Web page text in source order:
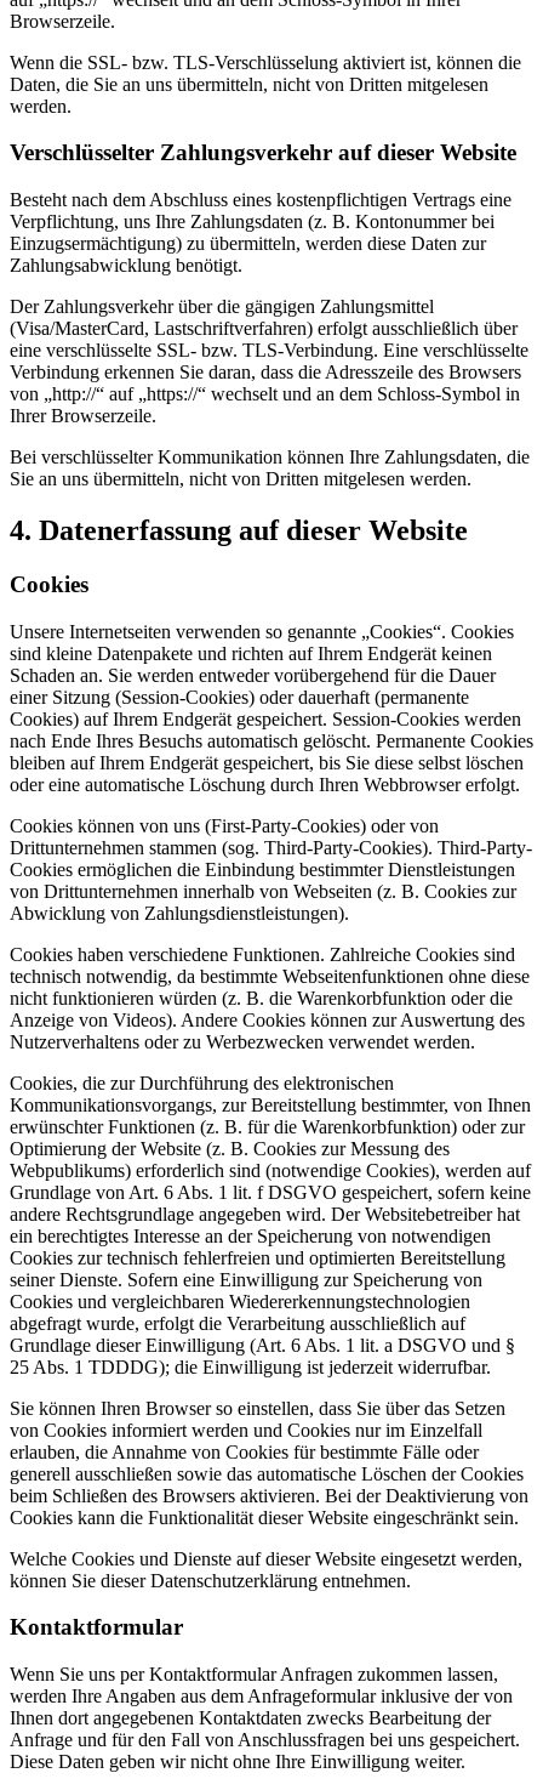
Browserzeile.
Wenn die SSL- bzw. TLS-Verschlüsselung aktiviert ist, können die
Daten, die Sie an uns übermitteln, nicht von Dritten mitgelesen
werden.
Verschlüsselter Zahlungsverkehr auf dieser Website
Besteht nach dem Abschluss eines kostenpflichtigen Vertrags eine
Verpflichtung, uns Ihre Zahlungsdaten (z. B. Kontonummer bei
Einzugsermächtigung) zu übermitteln, werden diese Daten zur
Zahlungsabwicklung benötigt.
Der Zahlungsverkehr über die gängigen Zahlungsmittel
(Visa/MasterCard, Lastschriftverfahren) erfolgt ausschließlich über
eine verschlüsselte SSL- bzw. TLS-Verbindung. Eine verschlüsselte
Verbindung erkennen Sie daran, dass die Adresszeile des Browsers
von „http://“ auf „https://“ wechselt und an dem Schloss-Symbol in
Ihrer Browserzeile.
Bei verschlüsselter Kommunikation können Ihre Zahlungsdaten, die
Sie an uns übermitteln, nicht von Dritten mitgelesen werden.
4. Datenerfassung auf dieser Website
Cookies
Unsere Internetseiten verwenden so genannte „Cookies“. Cookies
sind kleine Datenpakete und richten auf Ihrem Endgerät keinen
Schaden an. Sie werden entweder vorübergehend für die Dauer
einer Sitzung (Session-Cookies) oder dauerhaft (permanente
Cookies) auf Ihrem Endgerät gespeichert. Session-Cookies werden
nach Ende Ihres Besuchs automatisch gelöscht. Permanente Cookies
bleiben auf Ihrem Endgerät gespeichert, bis Sie diese selbst löschen
oder eine automatische Löschung durch Ihren Webbrowser erfolgt.
Cookies können von uns (First-Party-Cookies) oder von
Drittunternehmen stammen (sog. Third-Party-Cookies). Third-Party-
Cookies ermöglichen die Einbindung bestimmter Dienstleistungen
von Drittunternehmen innerhalb von Webseiten (z. B. Cookies zur
Abwicklung von Zahlungsdienstleistungen).
Cookies haben verschiedene Funktionen. Zahlreiche Cookies sind
technisch notwendig, da bestimmte Webseitenfunktionen ohne diese
nicht funktionieren würden (z. B. die Warenkorbfunktion oder die
Anzeige von Videos). Andere Cookies können zur Auswertung des
Nutzerverhaltens oder zu Werbezwecken verwendet werden.
Cookies, die zur Durchführung des elektronischen
Kommunikationsvorgangs, zur Bereitstellung bestimmter, von Ihnen
erwünschter Funktionen (z. B. für die Warenkorbfunktion) oder zur
Optimierung der Website (z. B. Cookies zur Messung des
Webpublikums) erforderlich sind (notwendige Cookies), werden auf
Grundlage von Art. 6 Abs. 1 lit. f DSGVO gespeichert, sofern keine
andere Rechtsgrundlage angegeben wird. Der Websitebetreiber hat
ein berechtigtes Interesse an der Speicherung von notwendigen
Cookies zur technisch fehlerfreien und optimierten Bereitstellung
seiner Dienste. Sofern eine Einwilligung zur Speicherung von
Cookies und vergleichbaren Wiedererkennungstechnologien
abgefragt wurde, erfolgt die Verarbeitung ausschließlich auf
Grundlage dieser Einwilligung (Art. 6 Abs. 1 lit. a DSGVO und §
25 Abs. 1 TDDDG); die Einwilligung ist jederzeit widerrufbar.
Sie können Ihren Browser so einstellen, dass Sie über das Setzen
von Cookies informiert werden und Cookies nur im Einzelfall
erlauben, die Annahme von Cookies für bestimmte Fälle oder
generell ausschließen sowie das automatische Löschen der Cookies
beim Schließen des Browsers aktivieren. Bei der Deaktivierung von
Cookies kann die Funktionalität dieser Website eingeschränkt sein.
Welche Cookies und Dienste auf dieser Website eingesetzt werden,
können Sie dieser Datenschutzerklärung entnehmen.
Kontaktformular
Wenn Sie uns per Kontaktformular Anfragen zukommen lassen,
werden Ihre Angaben aus dem Anfrageformular inklusive der von
Ihnen dort angegebenen Kontaktdaten zwecks Bearbeitung der
Anfrage und für den Fall von Anschlussfragen bei uns gespeichert.
Diese Daten geben wir nicht ohne Ihre Einwilligung weiter.